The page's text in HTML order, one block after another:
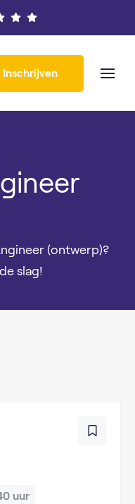
Inschrijven
(ontwerp)?
slag!
uur